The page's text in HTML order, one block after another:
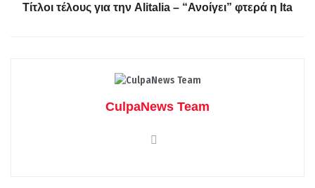
Τίτλοι τέλους για την Alitalia – “Ανοίγει” φτερά η Ita
CulpaNews Team